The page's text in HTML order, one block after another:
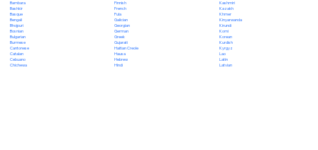
Bambara
Bashkir
Basque
Bengali
Bhojpuri
Bosnian
Bulgarian
Burmese
Cantonese
Catalan
Cebuano
Chichewa
Finnish
French
Fula
Galician
Georgian
German
Greek
Gujarati
Haitian Creole
Hausa
Hebrew
Hindi
Kashmiri
Kazakh
Khmer
Kinyarwanda
Kirundi
Komi
Korean
Kurdish
Kyrgyz
Lao
Latin
Latvian